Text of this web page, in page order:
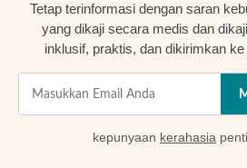
Tetap terinformasi dengan saran
yang dikaji secara medis dan
inklusif, praktis, dan dikirimkan
kepunyaan kerahasia